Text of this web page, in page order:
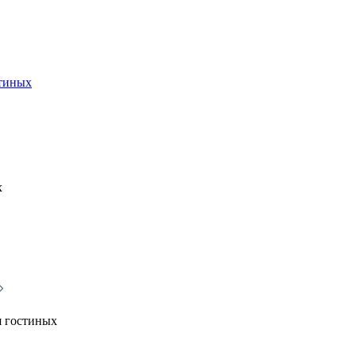
гостиных